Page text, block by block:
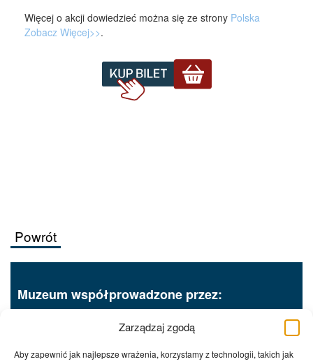
Zarządzaj zgodą
Aby zapewnić jak najlepsze wrażenia, korzystamy z technologii, takich jak
Więcej o akcji dowiedzieć można się ze strony Polska
Zobacz Więcej>>.
Powrót
Muzeum współprowadzone przez: